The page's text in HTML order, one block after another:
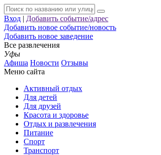
Вход | Добавить событие/адрес
Добавить новое событие/новость
Добавить новое заведение
Все развлечения
Уфы
Афиша Новости Отзывы
Меню сайта
Активный отдых
Для детей
Для друзей
Красота и здоровье
Отдых и развлечения
Питание
Спорт
Транспорт